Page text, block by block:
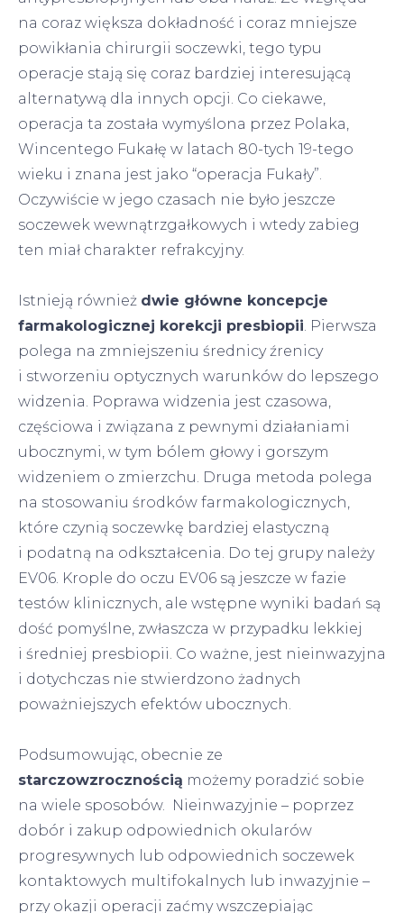
na coraz większa dokładność i coraz mniejsze
powikłania chirurgii soczewki, tego typu
operacje stają się coraz bardziej interesującą
alternatywą dla innych opcji. Co ciekawe,
operacja ta została wymyślona przez Polaka,
Wincentego Fukałę w latach 80-tych 19-tego
wieku i znana jest jako “operacja Fukały”.
Oczywiście w jego czasach nie było jeszcze
soczewek wewnątrzgałkowych i wtedy zabieg
ten miał charakter refrakcyjny.
Istnieją również dwie główne koncepcje
farmakologicznej korekcji presbiopii. Pierwsza
polega na zmniejszeniu średnicy źrenicy
i stworzeniu optycznych warunków do lepszego
widzenia. Poprawa widzenia jest czasowa,
częściowa i związana z pewnymi działaniami
ubocznymi, w tym bólem głowy i gorszym
widzeniem o zmierzchu. Druga metoda polega
na stosowaniu środków farmakologicznych,
które czynią soczewkę bardziej elastyczną
i podatną na odkształcenia. Do tej grupy należy
EV06. Krople do oczu EV06 są jeszcze w fazie
testów klinicznych, ale wstępne wyniki badań są
dość pomyślne, zwłaszcza w przypadku lekkiej
i średniej presbiopii. Co ważne, jest nieinwazyjna
i dotychczas nie stwierdzono żadnych
poważniejszych efektów ubocznych.
Podsumowując, obecnie ze
starczowzrocznością możemy poradzić sobie
na wiele sposobów. Nieinwazyjnie – poprzez
dobór i zakup odpowiednich okularów
progresywnych lub odpowiednich soczewek
kontaktowych multifokalnych lub inwazyjnie –
przy okazji operacji zaćmy wszczepiając